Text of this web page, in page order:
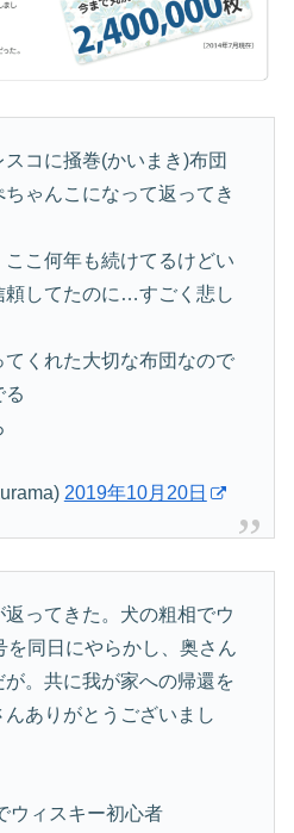
コに掻巻(かいまき)布団
ゃんこになって返ってき
こ何年も続けてるけどい
頼してたのに…すごく悲し
くれた大切な布団なので
る
2019年10月20日
ってきた。犬の粗相でウ
同日にやらかし、奥さん
。共に我が家への帰還を
ありがとうございまし
ウィスキー初心者